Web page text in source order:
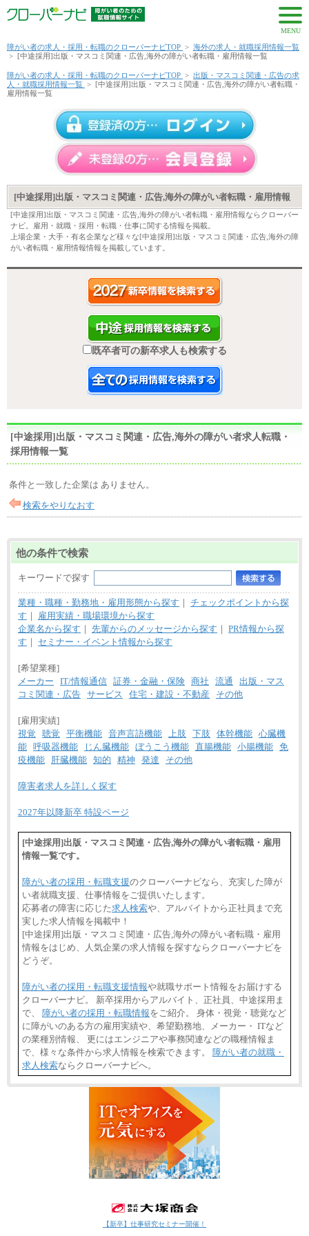
MENU
障がい者の求人・採用・転職のクローバーナビTOP > 海外の求人・就職採用情報一覧
> [中途採用]出版・マスコミ関連・広告,海外の障がい者転職・雇用情報一覧
障がい者の求人・採用・転職のクローバーナビTOP > 出版・マスコミ関連・広告の求
人・就職採用情報一覧 > [中途採用]出版・マスコミ関連・広告,海外の障がい者転職・
雇用情報一覧
[中途採用]出版・マスコミ関連・広告,海外の障がい者転職・雇用情報
[中途採用]出版・マスコミ関連・広告,海外の障がい者転職・雇用情報ならクローバー
ナビ。雇用・就職・採用・転職・仕事に関する情報を掲載。
上場企業・大手・有名企業など様々な[中途採用]出版・マスコミ関連・広告,海外の障
がい者転職・雇用情報情報を掲載しています。
既卒者可の新卒求人も検索する
[中途採用]出版・マスコミ関連・広告,海外の障がい者求人転職・
採用情報一覧
条件と一致した企業は ありません。
検索をやりなおす
他の条件で検索
キーワードで探す
業種・職種・勤務地・雇用形態から探す ｜ チェックポイントから探
す ｜
雇用実績・職場環境から探す
企業名から探す ｜ 先輩からのメッセージから探す ｜ PR情報から探
す ｜ セミナー・イベント情報から探す
[希望業種]
メーカー
IT/情報通信 証券・金融・保険 商社 流通
出版・マス
コミ関連・広告 サービス 住宅・建設・不動産 その他
[雇用実績]
視覚
聴覚 平衡機能 音声言語機能 上肢 下肢 体幹機能 心臓機
能 呼吸器機能 じん臓機能 ぼうこう機能 直腸機能 小腸機能 免
疫機能
肝臓機能 知的 精神 発達 その他
障害者求人を詳しく探す
2027年以降新卒 特設ページ
[中途採用]出版・マスコミ関連・広告,海外の障がい者転職・雇用
情報一覧です。
障がい者の採用・転職支援のクローバーナビなら、充実した障が
い者就職支援、仕事情報をご提供いたします。
応募者の障害に応じた求人検索や、アルバイトから正社員まで充
実した求人情報を掲載中！
[中途採用]出版・マスコミ関連・広告,海外の障がい者転職・雇用
情報をはじめ、人気企業の求人情報を探すならクローバーナビを
どうぞ。
障がい者の採用・転職支援情報や就職サポート情報をお届けする
クローバーナビ。 新卒採用からアルバイト、正社員、中途採用ま
で、 障がい者の採用・転職情報をご紹介。 身体・視覚・聴覚など
に障がいのある方の雇用実績や、希望勤務地、メーカー・ ITなど
の業種別情報、 更にはエンジニアや事務関連などの職種情報ま
で、様々な条件から求人情報を検索できます。 障がい者の就職・
求人検索ならクローバーナビへ。
【新卒】仕事研究セミナー開催！